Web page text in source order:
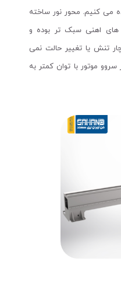
می کنیم. محور نور ساخته
اهنی سبک تر بوده و
تنش یا تغییر حالت نمی
موتور با توان کمتر به